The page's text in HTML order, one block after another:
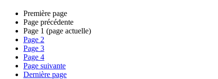
Première page
Page précédente
Page 1 (page actuelle)
Page 2
Page 3
Page 4
Page suivante
Dernière page